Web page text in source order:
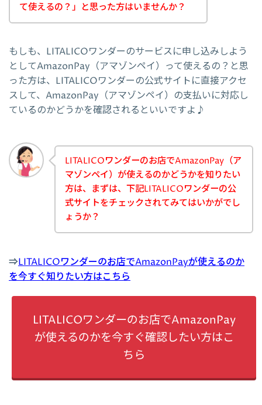
て使えるの？」と思った方はいませんか？
もしも、LITALICOワンダーのサービスに申し込みしよう
としてAmazonPay（アマゾンペイ）って使えるの？と思
った方は、LITALICOワンダーの公式サイトに直接アクセ
スして、AmazonPay（アマゾンペイ）の支払いに対応し
ているのかどうかを確認されるといいですよ♪
LITALICOワンダーのお店でAmazonPay（ア
マゾンペイ）が使えるのかどうかを知りたい
方は、まずは、下記LITALICOワンダーの公
式サイトをチェックされてみてはいかがでし
ょうか？
⇒LITALICOワンダーのお店でAmazonPayが使えるのか
を今すぐ知りたい方はこちら
LITALICOワンダーのお店でAmazonPay
が使えるのかを今すぐ確認したい方はこ
ちら